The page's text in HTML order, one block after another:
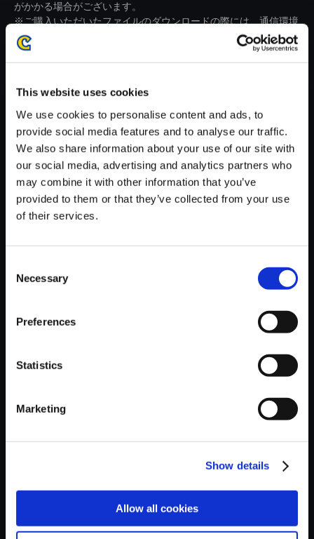
This website uses cookies
We use cookies to personalise content and ads, to
provide social media features and to analyse our traffic.
We also share information about your use of our site with
our social media, advertising and analytics partners who
may combine it with other information that you’ve
provided to them or that they’ve collected from your use
of their services.
Selection
Necessary
Preferences
Statistics
Marketing
Show details
Allow all cookies
がかかる場合がございます。
※ご購入いただいたファイルのダウンロードの際には、通信環境
が安定しているWifi環境でお試しください。
【単曲】戦国BASARA 西軍BE
ST 大坂・冬の陣
150円(税込)
7ポイント付与
BASARA 15th